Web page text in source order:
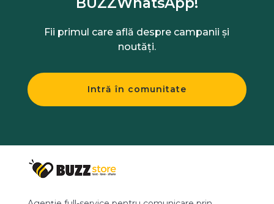
Fii primul care află despre campanii și
noutăți.
Intră în comunitate